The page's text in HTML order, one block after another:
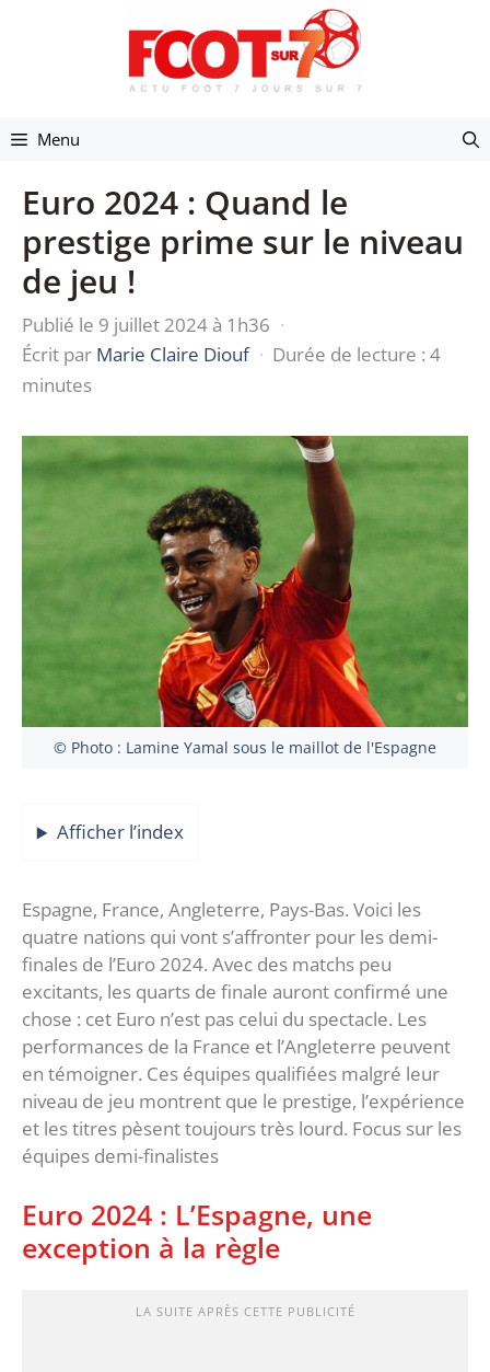
Menu
Euro 2024 : Quand le
prestige prime sur le niveau
de jeu !
Publié le 9 juillet 2024 à 1h36 ·
Écrit par Marie Claire Diouf · Durée de lecture : 4
minutes
© Photo : Lamine Yamal sous le maillot de l'Espagne
Afficher l’index
Espagne, France, Angleterre, Pays-Bas. Voici les
quatre nations qui vont s’affronter pour les demi-
finales de l’Euro 2024. Avec des matchs peu
excitants, les quarts de finale auront confirmé une
chose : cet Euro n’est pas celui du spectacle. Les
performances de la France et l’Angleterre peuvent
en témoigner. Ces équipes qualifiées malgré leur
niveau de jeu montrent que le prestige, l’expérience
et les titres pèsent toujours très lourd. Focus sur les
équipes demi-finalistes
Euro 2024 : L’Espagne, une
exception à la règle
LA SUITE APRÈS CETTE PUBLICITÉ